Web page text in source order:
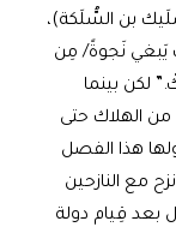
بن السُّلَكة)،
يَبغي نَجوةً/ مِن
لكن بينما
من الهلاك حتى
هذا الفصل
مع النازحين
بعد قِيام دولة